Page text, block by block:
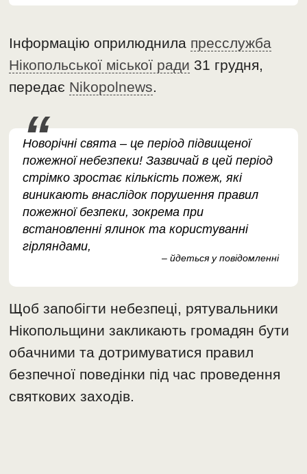
Інформацію оприлюднила пресслужба
Нікопольської міської ради 31 грудня,
передає Nikopolnews.
Новорічні свята – це період підвищеної
пожежної небезпеки! Зазвичай в цей період
стрімко зростає кількість пожеж, які
виникають внаслідок порушення правил
пожежної безпеки, зокрема при
встановленні ялинок та користуванні
гірляндами,
– йдеться у повідомленні
Щоб запобігти небезпеці, рятувальники
Нікопольщини закликають громадян бути
обачними та дотримуватися правил
безпечної поведінки під час проведення
святкових заходів.